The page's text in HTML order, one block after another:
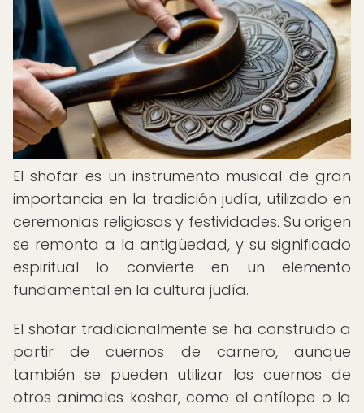
El shofar es un instrumento musical de gran
importancia en la tradición judía, utilizado en
ceremonias religiosas y festividades. Su origen
se remonta a la antigüedad, y su significado
espiritual lo convierte en un elemento
fundamental en la cultura judía.
El shofar tradicionalmente se ha construido a
partir de cuernos de carnero, aunque
también se pueden utilizar los cuernos de
otros animales kosher, como el antílope o la